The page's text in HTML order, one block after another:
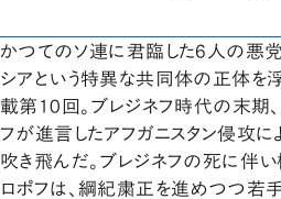
かつてのソ連に君臨した6人の悪
シアという特異な共同体の正体を
載第10回。ブレジネフ時代の末期
フが進言したアフガニスタン侵攻に
吹き飛んだ。ブレジネフの死に伴
ロポフは、綱紀粛正を進めつつ若